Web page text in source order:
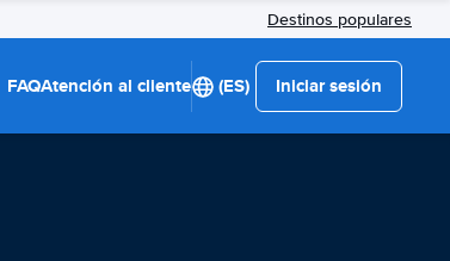
Destinos populares
FAQAtención al cliente (ES) Iniciar sesión